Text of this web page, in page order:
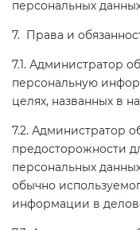
персональных
7. Права и
7.1. Администратор
персональную
целях, названных в
7.2. Администратор
предосторожности
персональных
обычно
информации в